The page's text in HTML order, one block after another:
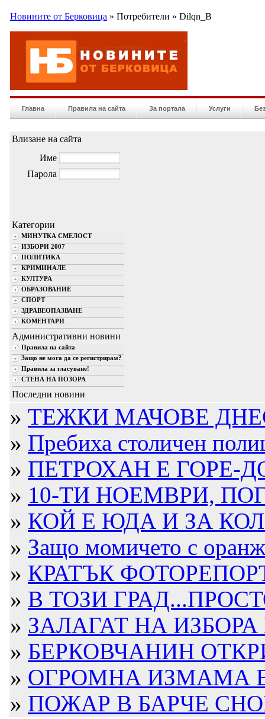
Новините от Берковица » Потребители » Dilqn_B
Главна Правила на сайта За портала Услуги
Влизане на сайта
Име
Парола
Категории
МИНУТКА СМЕЛОСТ
ИЗБОРИ 2007
ПОЛИТИКА
КРИМИНАЛЕ
КУЛТУРА
ОБРАЗОВАНИЕ
СПОРТ
ЗДРАВЕОПАЗВАНЕ
КОМЕНТАРИ
Административни новини
Правила на сайта
Защо не мога да се регистрирам?
Правила за гласуване!
СТЕНА НА ПОЗОРА
Последни новини
» ТЕЖКИ МАЧОВЕ
» Пребиха столичен
» ПЕТРОХАН Е ГОРЕ-
» 10-ТИ НОЕМВРИ,
» КОЙ Е ЮДА И ЗА
» Защо момичето с
» КРАТЪК
» В ТОЗИ
» ЗАЛАГАТ НА
» БЕРКОВЧАНИН
» ОГРОМНА ИЗМАМА В
» ПОЖАР В БАРЧЕ